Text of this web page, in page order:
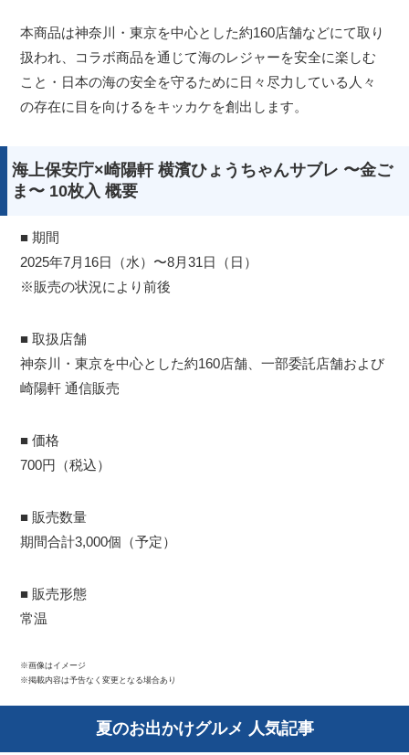
本商品は神奈川・東京を中心とした約160店舗などにて取り
扱われ、コラボ商品を通じて海のレジャーを安全に楽しむ
こと・日本の海の安全を守るために日々尽力している人々
の存在に目を向けるをキッカケを創出します。
海上保安庁×崎陽軒 横濱ひょうちゃんサブレ 〜金ご
ま〜 10枚入 概要
■ 期間
2025年7月16日（水）〜8月31日（日）
※販売の状況により前後
■ 取扱店舗
神奈川・東京を中心とした約160店舗、一部委託店舗および
崎陽軒 通信販売
■ 価格
700円（税込）
■ 販売数量
期間合計3,000個（予定）
■ 販売形態
常温
※画像はイメージ
※掲載内容は予告なく変更となる場合あり
夏のお出かけグルメ 人気記事